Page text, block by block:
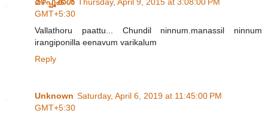
GMT+5:30
Vallathoru paattu... Chundil ninnum.manassil ninnum
irangiponilla eenavum varikalum
Reply
Unknown Saturday, April 6, 2019 at 11:45:00 PM
GMT+5:30